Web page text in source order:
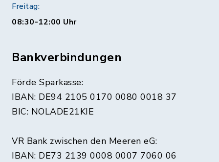
Freitag:
08:30-12:00 Uhr
Bankverbindungen
Förde Sparkasse:
IBAN: DE94 2105 0170 0080 0018 37
BIC: NOLADE21KIE
VR Bank zwischen den Meeren eG:
IBAN: DE73 2139 0008 0007 7060 06